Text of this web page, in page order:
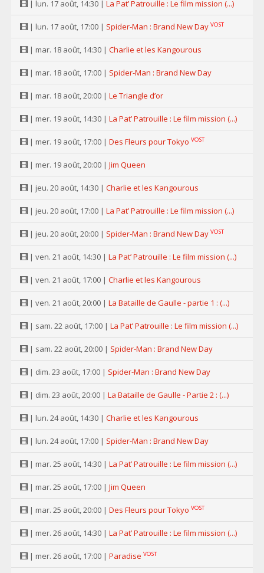
| lun. 17 août, 14:30 | La Pat’ Patrouille : Le film mission (...)
| lun. 17 août, 17:00 | Spider-Man : Brand New Day VOST
| mar. 18 août, 14:30 | Charlie et les Kangourous
| mar. 18 août, 17:00 | Spider-Man : Brand New Day
| mar. 18 août, 20:00 | Le Triangle d’or
| mer. 19 août, 14:30 | La Pat’ Patrouille : Le film mission (...)
| mer. 19 août, 17:00 | Des Fleurs pour Tokyo VOST
| mer. 19 août, 20:00 | Jim Queen
| jeu. 20 août, 14:30 | Charlie et les Kangourous
| jeu. 20 août, 17:00 | La Pat’ Patrouille : Le film mission (...)
| jeu. 20 août, 20:00 | Spider-Man : Brand New Day VOST
| ven. 21 août, 14:30 | La Pat’ Patrouille : Le film mission (...)
| ven. 21 août, 17:00 | Charlie et les Kangourous
| ven. 21 août, 20:00 | La Bataille de Gaulle - partie 1 : (...)
| sam. 22 août, 17:00 | La Pat’ Patrouille : Le film mission (...)
| sam. 22 août, 20:00 | Spider-Man : Brand New Day
| dim. 23 août, 17:00 | Spider-Man : Brand New Day
| dim. 23 août, 20:00 | La Bataille de Gaulle - Partie 2 : (...)
| lun. 24 août, 14:30 | Charlie et les Kangourous
| lun. 24 août, 17:00 | Spider-Man : Brand New Day
| mar. 25 août, 14:30 | La Pat’ Patrouille : Le film mission (...)
| mar. 25 août, 17:00 | Jim Queen
| mar. 25 août, 20:00 | Des Fleurs pour Tokyo VOST
| mer. 26 août, 14:30 | La Pat’ Patrouille : Le film mission (...)
| mer. 26 août, 17:00 | Paradise VOST